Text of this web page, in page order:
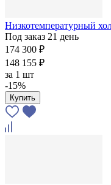
Низкотемпературный
Под заказ 21 день
174 300 ₽
148 155 ₽
за 1 шт
-15%
Купить